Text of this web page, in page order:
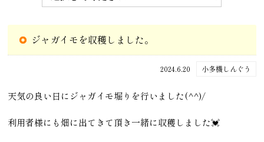
ジャガイモを収穫しました。
2024.6.20 小多機しんぐう
天気の良い日にジャガイモ堀りを行いました(^^)/
利用者様にも畑に出てきて頂き一緒に収穫しました💓